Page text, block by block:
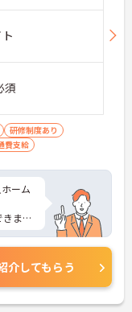
須
研修制度あり
費支給
ーム
きま
で
り組
らに
介してもらう